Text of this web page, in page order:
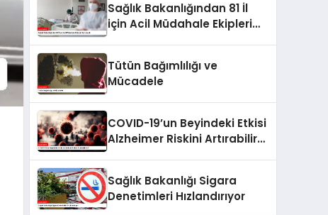
Sağlık Bakanlığından 81 İl
için Acil Müdahale Ekipleri
Tütün Bağımlılığı ve
Mücadele
COVID-19’un Beyindeki Etkisi
Alzheimer Riskini Artırabilir
Sağlık Bakanlığı Sigara
Denetimleri Hızlandırıyor